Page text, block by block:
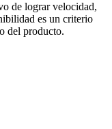
de lograr velocidad,
es un criterio
del producto.